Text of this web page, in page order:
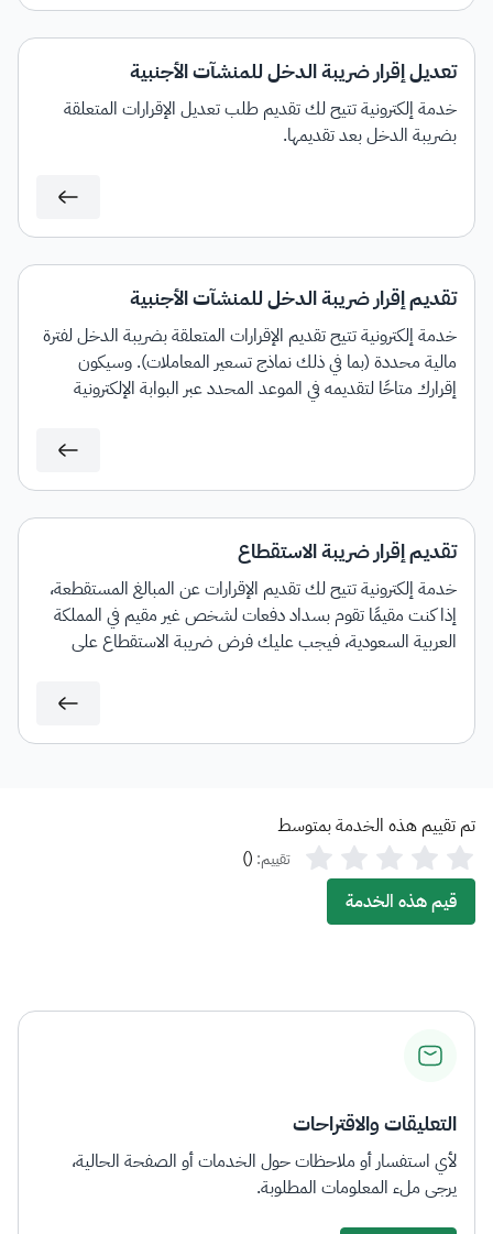
تعديل إقرار ضريبة الدخل للمنشآت الأجنبية
خدمة إلكترونية تتيح لك تقديم طلب تعديل الإقرارات المتعلقة
بضريبة الدخل بعد تقديمها.
تقديم إقرار ضريبة الدخل للمنشآت الأجنبية
خدمة إلكترونية تتيح تقديم الإقرارات المتعلقة بضريبة الدخل لفترة
مالية محددة (بما في ذلك نماذج تسعير المعاملات). وسيكون
إقرارك متاحًا لتقديمه في الموعد المحدد عبر البوابة الإلكترونية
تقديم إقرار ضريبة الاستقطاع
خدمة إلكترونية تتيح لك تقديم الإقرارات عن المبالغ المستقطعة،
إذا كنت مقيمًا تقوم بسداد دفعات لشخص غير مقيم في المملكة
العربية السعودية، فيجب عليك فرض ضريبة الاستقطاع على
تم تقييم هذه الخدمة بمتوسط
تقييم: (
)
قيم هذه الخدمة
التعليقات والاقتراحات
لأي استفسار أو ملاحظات حول الخدمات أو الصفحة الحالية،
يرجى ملء المعلومات المطلوبة.